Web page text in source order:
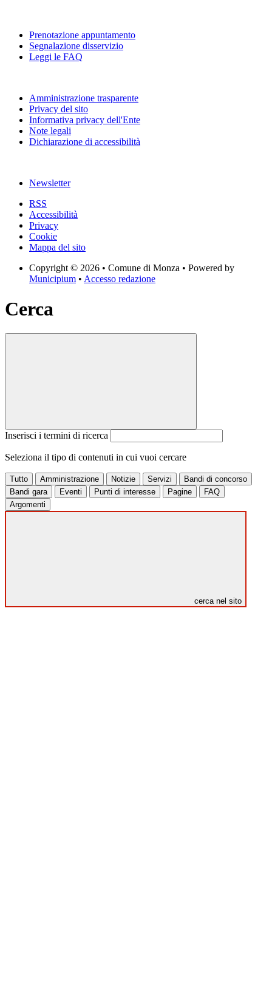
Prenotazione appuntamento
Segnalazione disservizio
Leggi le FAQ
Amministrazione trasparente
Privacy del sito
Informativa privacy dell'Ente
Note legali
Dichiarazione di accessibilità
Newsletter
RSS
Accessibilità
Privacy
Cookie
Mappa del sito
Copyright © 2026 • Comune di Monza • Powered by
Municipium • Accesso redazione
Cerca
Inserisci i termini di ricerca
Seleziona il tipo di contenuti in cui vuoi cercare
Tutto Amministrazione Notizie Servizi
Bandi di concorso
Bandi gara
Eventi Punti di interesse Pagine
FAQ
Argomenti
cerca nel sito